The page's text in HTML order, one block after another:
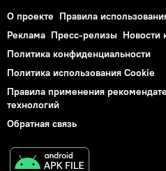
О проекте Правила
Реклама Пресс-релизы Новости
Политика конфиденциальности
Политика использования Cookie
Правила применения
технологий
Обратная связь